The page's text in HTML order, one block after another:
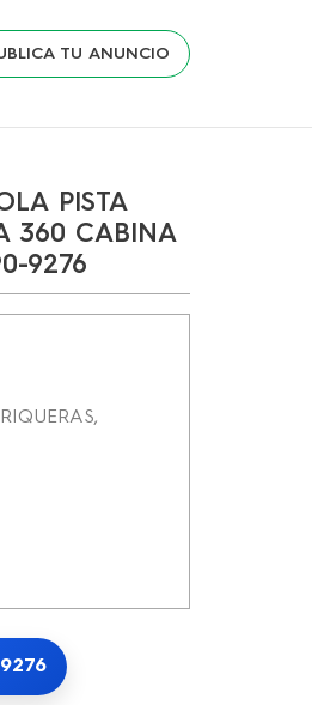
TU ANUNCIO
PISTA
360 CABINA
9276